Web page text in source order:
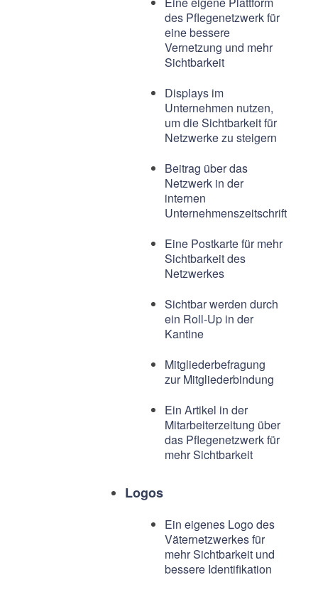
des Pflegenetzwerk für
eine bessere
Vernetzung und mehr
Sichtbarkeit
Displays im
Unternehmen nutzen,
um die Sichtbarkeit für
Netzwerke zu steigern
Beitrag über das
Netzwerk in der
internen
Unternehmenszeitschrift
Eine Postkarte für mehr
Sichtbarkeit des
Netzwerkes
Sichtbar werden durch
ein Roll-Up in der
Kantine
Mitgliederbefragung
zur Mitgliederbindung
Ein Artikel in der
Mitarbeiterzeitung über
das Pflegenetzwerk für
mehr Sichtbarkeit
Logos
Ein eigenes Logo des
Väternetzwerkes für
mehr Sichtbarkeit und
bessere Identifikation